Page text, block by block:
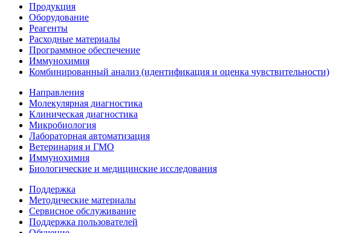
Продукция
Оборудование
Реагенты
Расходные материалы
Программное обеспечение
Иммунохимия
Комбинированный анализ (идентификация и оценка чувствительности)
Направления
Молекулярная диагностика
Клиническая диагностика
Микробиология
Лабораторная автоматизация
Ветеринария и ГМО
Иммунохимия
Биологические и медицинские исследования
Поддержка
Методические материалы
Сервисное обслуживание
Поддержка пользователей